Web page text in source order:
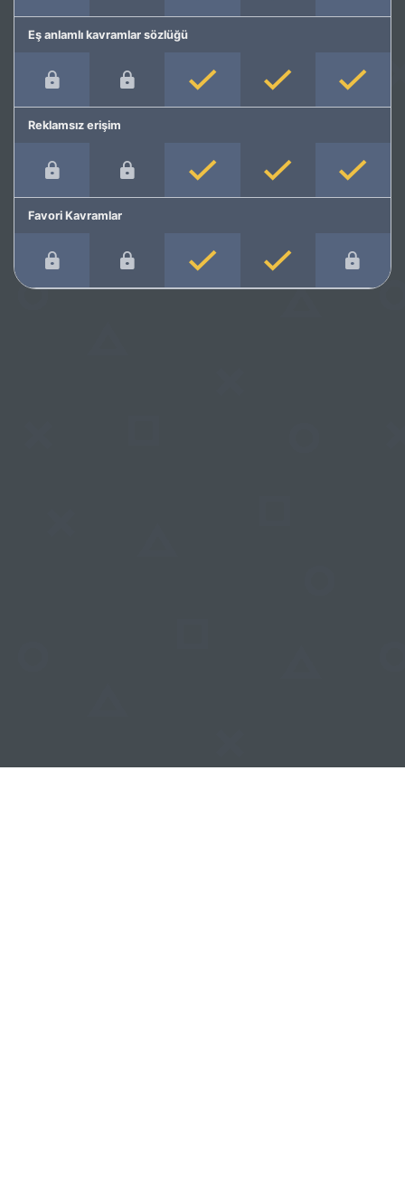
Eş anlamlı kavramlar sözlüğü
Reklamsız erişim
Favori Kavramlar